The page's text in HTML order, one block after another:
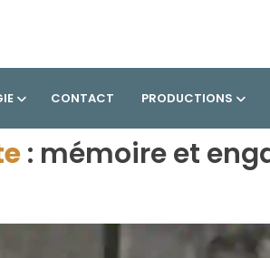
CONTACT PRODUCTIONS
: mémoire et